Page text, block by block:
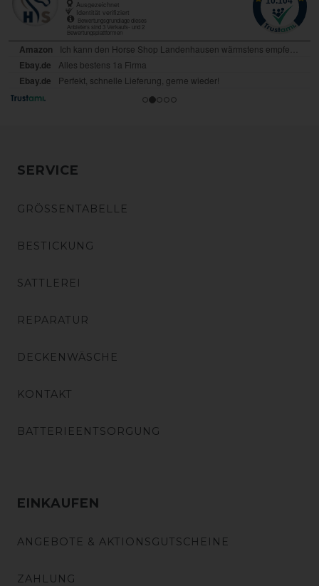
SERVICE
GRÖSSENTABELLE
BESTICKUNG
SATTLEREI
REPARATUR
DECKENWÄSCHE
KONTAKT
BATTERIEENTSORGUNG
EINKAUFEN
ANGEBOTE & AKTIONSGUTSCHEINE
ZAHLUNG